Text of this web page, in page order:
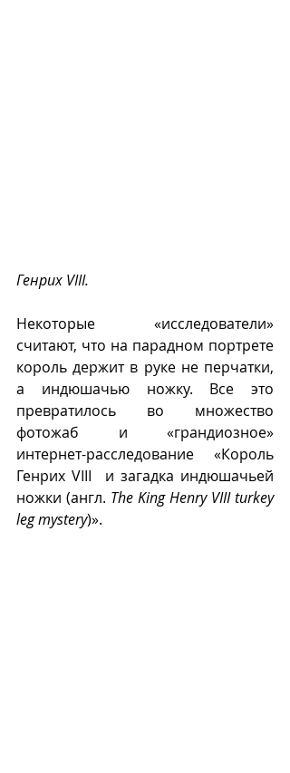
Генрих VIII.
Некоторые «исследователи»
считают, что на парадном портрете
король держит в руке не перчатки,
а индюшачью ножку. Все это
превратилось во множество
фотожаб и «грандиозное»
интернет-расследование «Король
Генрих VIII  и загадка индюшачьей
ножки (англ. The King Henry VIII turkey
leg mystery)».